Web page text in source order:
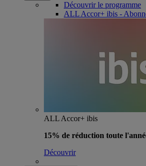
Découvrir le programme
ALL Accor+ ibis -
ALL Accor+ ibis
15% de réduction toute
Découvrir